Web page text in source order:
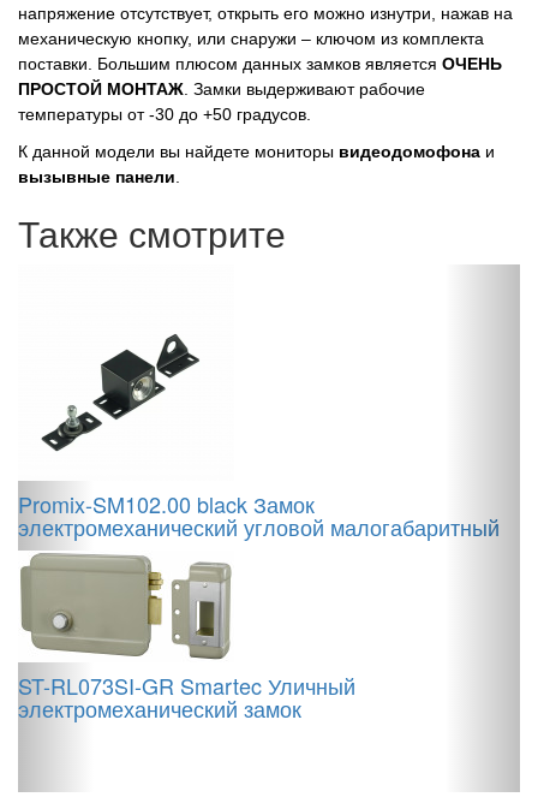
напряжение отсутствует, открыть его можно изнутри, нажав на
механическую кнопку, или снаружи – ключом из комплекта
поставки. Большим плюсом данных замков является ОЧЕНЬ
ПРОСТОЙ МОНТАЖ. Замки выдерживают рабочие
температуры от -30 до +50 градусов.
К данной модели вы найдете мониторы видеодомофона и
вызывные панели.
Также смотрите
Promix-SM102.00 black Замок
электромеханический угловой малогабаритный
ST-RL073SI-GR Smartec Уличный
электромеханический замок